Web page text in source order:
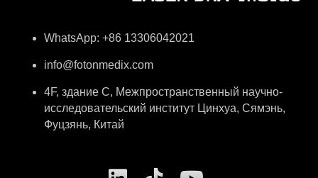
WhatsApp: +86 13306042021
info@fotonmedix.com
4F, здание C, Межпространственный научно-
исследовательский институт Цинхуа, Сямэнь,
Фуцзянь, Китай